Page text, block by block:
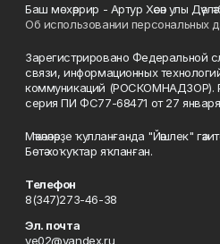
Баш мөхәррир - Артур Хәсән улы
Об использовании персональных
Зарегистрировано Федеральной
связи, информационных
коммуникаций (РОСКОМНАДЗОР).
серия ПИ ФС77-68471 от 27 января
Мәҡәләләрҙе ҡулланғанда "Йәшлек"
Бөтә хоҡуҡтар яҡланған.
Телефон
8(347)273-46-38
Эл. почта
ye02@yandex.ru